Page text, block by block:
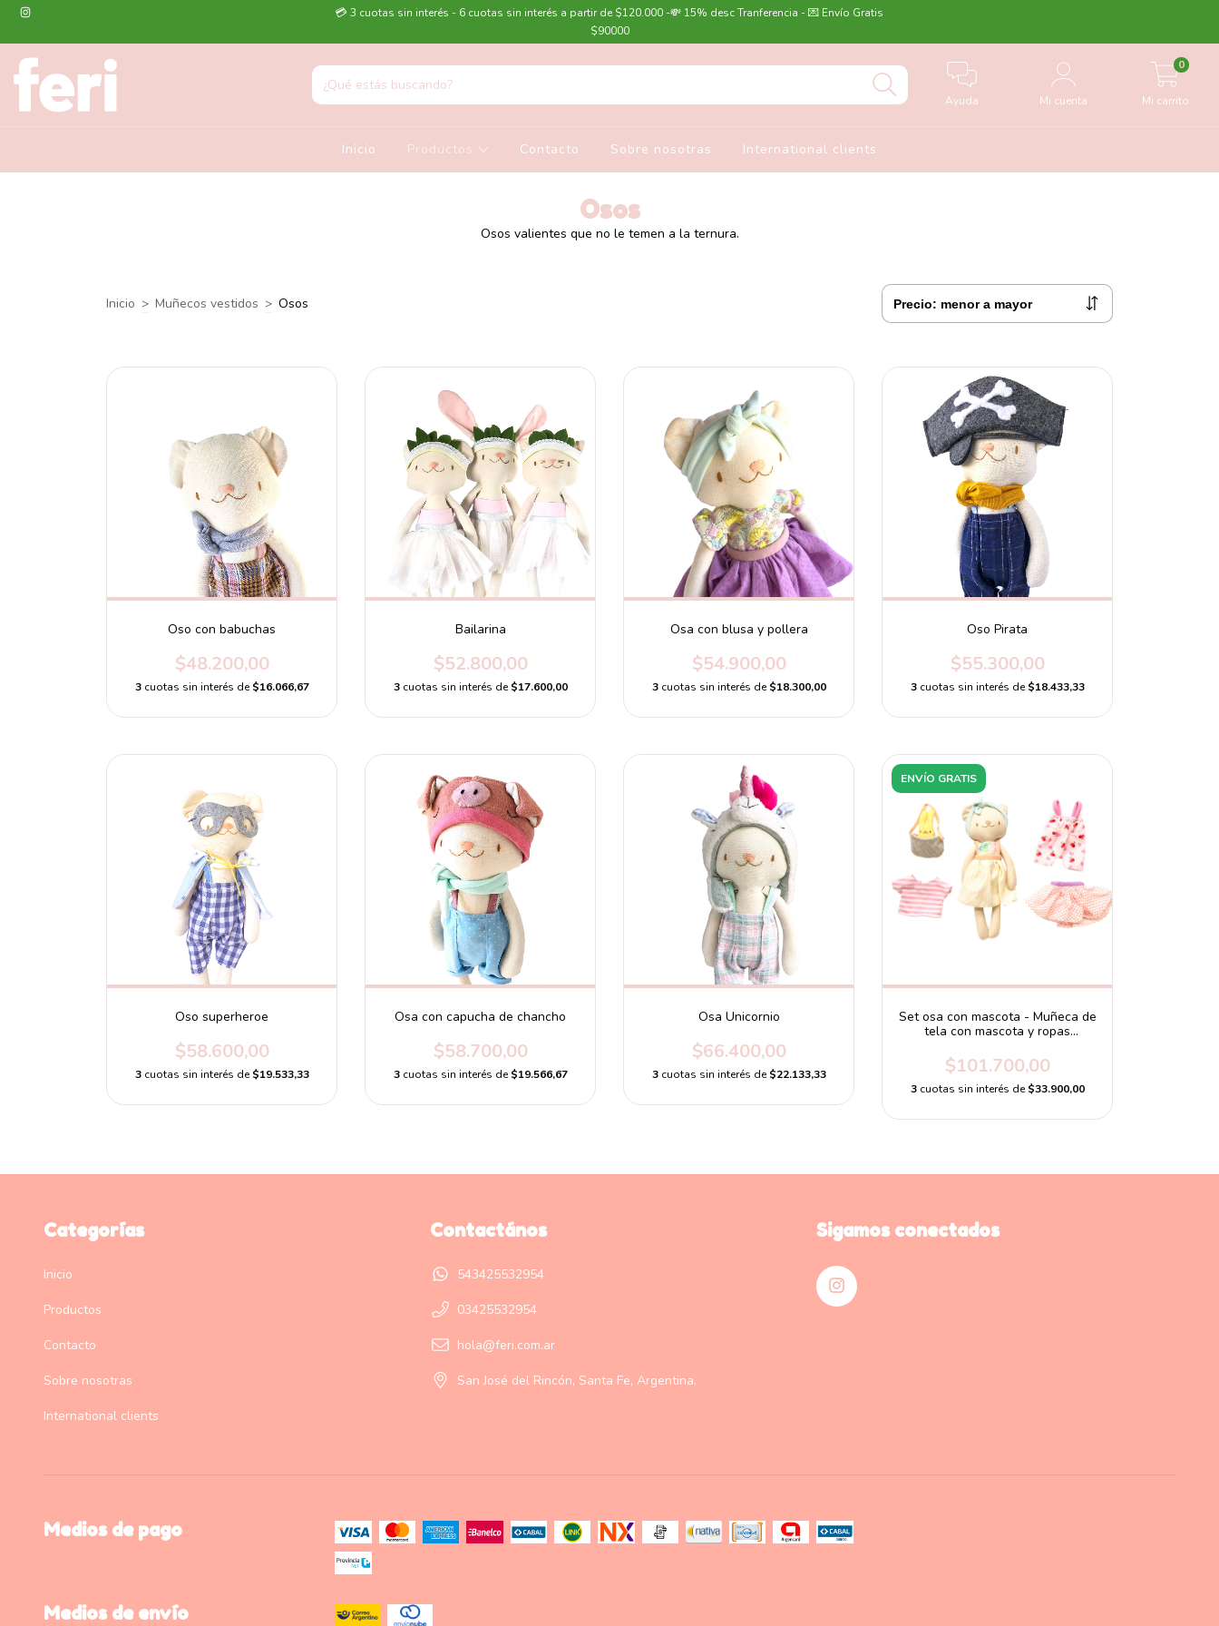
💳 3 cuotas sin interés - 6 cuotas sin interés a partir de $120.000 -💸 15% desc Tranferencia - 💌 Envío Gratis
$90000
Ayuda Mi cuenta Mi carrito
0
Inicio Productos Contacto Sobre nosotras International clients
Osos
Osos valientes que no le temen a la ternura.
Inicio > Muñecos vestidos > Osos
Oso con babuchas
$48.200,00
3 cuotas sin interés de$16.066,67
Bailarina
$52.800,00
3 cuotas sin interés de$17.600,00
Osa con blusa y pollera
$54.900,00
3 cuotas sin interés de$18.300,00
Oso Pirata
$55.300,00
3 cuotas sin interés de$18.433,33
Oso superheroe
$58.600,00
3 cuotas sin interés de$19.533,33
Osa con capucha de chancho
$58.700,00
3 cuotas sin interés de$19.566,67
Osa Unicornio
$66.400,00
3 cuotas sin interés de$22.133,33
ENVÍO GRATIS
Set osa con mascota - Muñeca de
tela con mascota y ropas
$101.700,00
3 cuotas sin interés de$33.900,00
Categorías
Inicio
Productos
Contacto
Sobre nosotras
International clients
Contactános
543425532954
03425532954
hola@feri.com.ar
San José del Rincón, Santa Fe, Argentina.
Sigamos conectados
Medios de pago
Medios de envío